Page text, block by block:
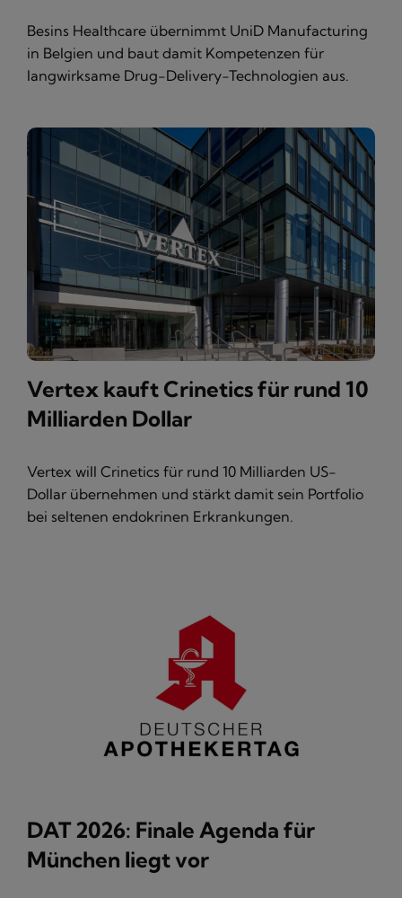
Besins Healthcare übernimmt UniD Manufacturing
in Belgien und baut damit Kompetenzen für
langwirksame Drug-Delivery-Technologien aus.
Vertex kauft Crinetics für rund 10
Milliarden Dollar
Vertex will Crinetics für rund 10 Milliarden US-
Dollar übernehmen und stärkt damit sein Portfolio
bei seltenen endokrinen Erkrankungen.
DAT 2026: Finale Agenda für
München liegt vor